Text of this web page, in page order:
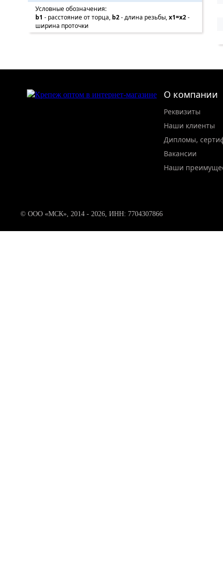
Условные обозначения:
b1 - расстояние от торца, b2- длина резьбы,x1=x2-
ширина проточки
О компании
Реквизиты
Наши клиенты
Дипломы,
Вакансии
Наши
© ООО «МСК», 2014 - 2026, ИНН: 7704307866